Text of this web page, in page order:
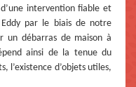
intervention fiable et
par le biais de notre
un débarras de maison à
ainsi de la tenue du
l’existence d’objets utiles,